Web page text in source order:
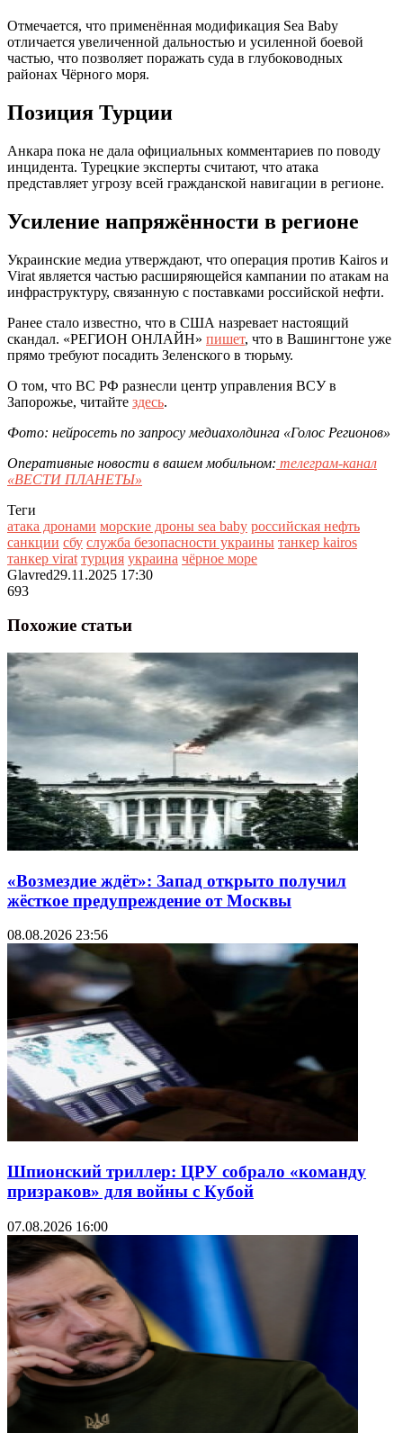
Отмечается, что применённая модификация Sea Baby
отличается увеличенной дальностью и усиленной боевой
частью, что позволяет поражать суда в глубоководных
районах Чёрного моря.
Позиция Турции
Анкара пока не дала официальных комментариев по поводу
инцидента. Турецкие эксперты считают, что атака
представляет угрозу всей гражданской навигации в регионе.
Усиление напряжённости в регионе
Украинские медиа утверждают, что операция против Kairos и
Virat является частью расширяющейся кампании по атакам на
инфраструктуру, связанную с поставками российской нефти.
Ранее стало известно, что в США назревает настоящий
скандал. «РЕГИОН ОНЛАЙН» пишет, что в Вашингтоне уже
прямо требуют посадить Зеленского в тюрьму.
О том, что ВС РФ разнесли центр управления ВСУ в
Запорожье, читайте здесь.
Фото: нейросеть по запросу медиахолдинга «Голос Регионов»
Оперативные новости в вашем мобильном: телеграм-канал
«ВЕСТИ ПЛАНЕТЫ»
Теги
атака дронами морские дроны sea baby российская нефть
санкции сбу служба безопасности украины танкер kairos
танкер virat турция украина чёрное море
Glavred29.11.2025 17:30
693
Похожие статьи
«Возмездие ждёт»: Запад открыто получил
жёсткое предупреждение от Москвы
08.08.2026 23:56
Шпионский триллер: ЦРУ собрало «команду
призраков» для войны с Кубой
07.08.2026 16:00